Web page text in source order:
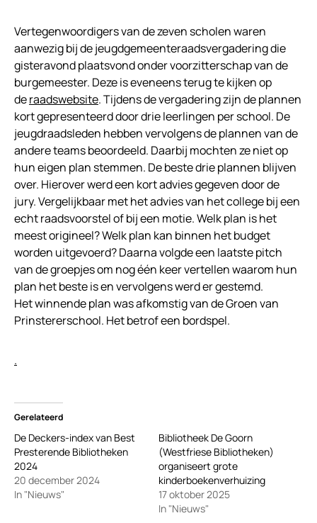
Vertegenwoordigers van de zeven scholen waren
aanwezig bij de jeugdgemeenteraadsvergadering die
gisteravond plaatsvond onder voorzitterschap van de
burgemeester. Deze is eveneens terug te kijken op
deraadswebsite. Tijdens de vergadering zijn de plannen
kort gepresenteerd door drie leerlingen per school. De
jeugdraadsleden hebben vervolgens de plannen van de
andere teams beoordeeld. Daarbij mochten ze niet op
hun eigen plan stemmen. De beste drie plannen blijven
over. Hierover werd een kort advies gegeven door de
jury. Vergelijkbaar met het advies van het college bij een
echt raadsvoorstel of bij een motie. Welk plan is het
meest origineel? Welk plan kan binnen het budget
worden uitgevoerd? Daarna volgde een laatste pitch
van de groepjes om nog één keer vertellen waarom hun
plan het beste is en vervolgens werd er gestemd.
Het winnende plan was afkomstig van de Groen van
Prinstererschool. Het betrof een bordspel.
.
Gerelateerd
De Deckers-index van Best
Presterende Bibliotheken
2024
20 december 2024
In "Nieuws"
Bibliotheek De Goorn
(Westfriese Bibliotheken)
organiseert grote
kinderboekenverhuizing
17 oktober 2025
In "Nieuws"